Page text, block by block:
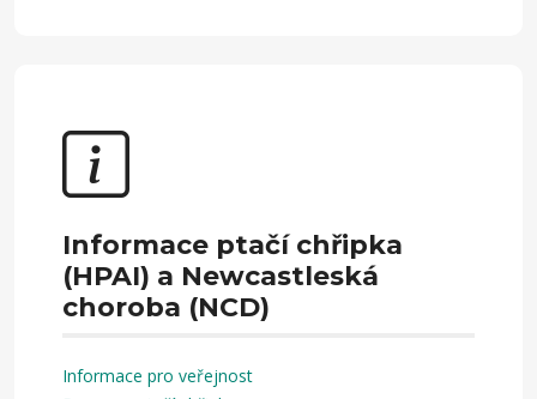
Informace ptačí chřipka
(HPAI) a Newcastleská
choroba (NCD)
Informace pro veřejnost